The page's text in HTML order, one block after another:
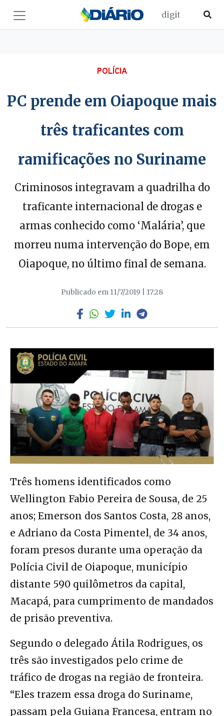
POLÍCIA
PC prende em Oiapoque mais
três traficantes com
ramificações no Suriname
Criminosos integravam a quadrilha do
traficante internacional de drogas e
armas conhecido como ‘Malária’, que
morreu numa intervenção do Bope, em
Oiapoque, no último final de semana.
Publicado em 11/7/2019 | 17:28
Três homens identificados como
Wellington Fabio Pereira de Sousa, de 25
anos; Emerson dos Santos Costa, 28 anos,
e Adriano da Costa Pimentel, de 34 anos,
foram presos durante uma operação da
Polícia Civil de Oiapoque, município
distante 590 quilômetros da capital,
Macapá, para cumprimento de mandados
de prisão preventiva.
Segundo o delegado Átila Rodrigues, os
três são investigados pelo crime de
tráfico de drogas na região de fronteira.
“Eles trazem essa droga do Suriname,
passam pela Guiana Francesa, entram no